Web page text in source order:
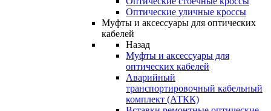
Оптические уличные кроссы
Муфты и аксессуары для оптических
кабелей
Назад
Муфты и аксессуары для
оптических кабелей
Аварийный
транспортировочный кабельный
комплект (АТКК)